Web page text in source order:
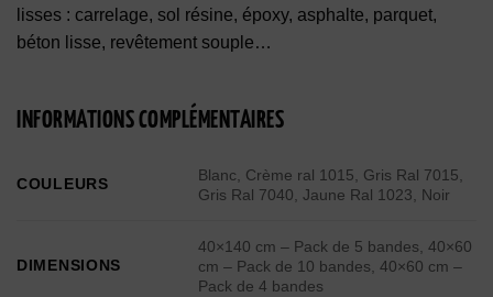
lisses : carrelage, sol résine, époxy, asphalte, parquet,
béton lisse, revêtement souple…
INFORMATIONS COMPLÉMENTAIRES
COULEURS
Blanc, Crème ral 1015, Gris Ral 7015,
Gris Ral 7040, Jaune Ral 1023, Noir
DIMENSIONS
40×140 cm – Pack de 5 bandes, 40×60
cm – Pack de 10 bandes, 40×60 cm –
Pack de 4 bandes